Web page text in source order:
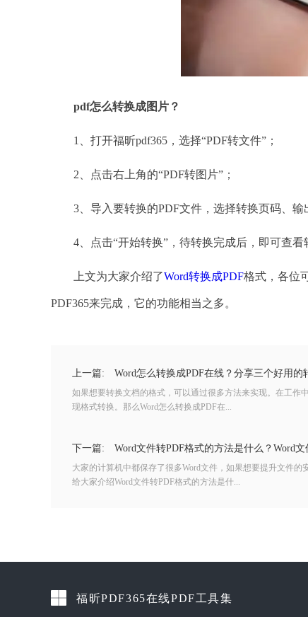
pdf怎么转换成图片？
1、打开福昕pdf365，选择“PDF转文件”；
2、点击右上角的“PDF转图片”；
3、导入要转换的PDF文件，选择转换页码、输
4、点击“开始转换”，待转换完成后，即可查看
上文为大家介绍了Word转换成PDF格式，各位
PDF365来完成，它的功能相当之多。
上一篇: Word怎么转换成PDF在线？分享三个好用的
如果想要转换文档的格式，可以通过很多方法来实现。在工作
现格式转换。那么Word怎么转换成PDF在...
下一篇: Word文件转PDF格式的方法是什么？Word
大家的计算机中都保存了很多Word文件，如果想要提升文件
给大家介绍Word文件转PDF格式的方法是什...
福昕PDF365在线PDF工具集